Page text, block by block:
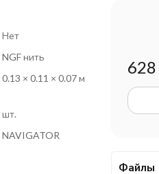
Нет
NGF нить
0.13 × 0.11 × 0.07 м
шт.
NAVIGATOR
628
Файлы